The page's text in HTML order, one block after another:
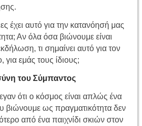
έχει αυτό για την κατανόησή μας
Αν όλα όσα βιώνουμε είναι
τι σημαίνει αυτό για τον
εμάς τους ίδιους;
του Σύμπαντος
ότι ο κόσμος είναι απλώς ένα
βιώνουμε ως πραγματικότητα δεν
από ένα παιχνίδι σκιών στον